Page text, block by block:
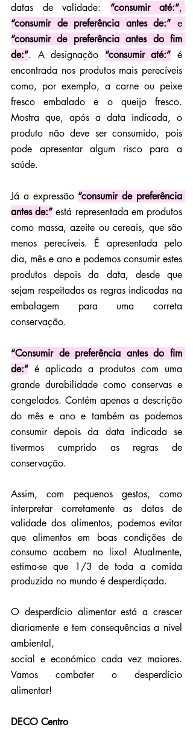
datas de validade: “consumir até:”
“consumir de preferência antes de:”
“consumir de preferência antes do fim
de:”. A designação “consumir até:” é
encontrada nos produtos mais perecíveis
como, por exemplo, a carne ou peixe
fresco embalado e o queijo fresco.
Mostra que, após a data indicada, o
produto não deve ser consumido, pois
pode apresentar algum risco para a
saúde.
Já a expressão “consumir de preferência
antes de:” está representada em produtos
como massa, azeite ou cereais, que são
menos perecíveis. É apresentada pelo
dia, mês e ano e podemos consumir estes
produtos depois da data, desde que
sejam respeitadas as regras indicadas na
embalagem para uma correta
conservação.
“Consumir de preferência antes do fim
de:” é aplicada a produtos com uma
grande durabilidade como conservas e
congelados. Contém apenas a descrição
do mês e ano e também as podemos
consumir depois da data indicada se
tivermos cumprido as regras de
conservação.
Assim, com pequenos gestos, como
interpretar corretamente as datas de
validade dos alimentos, podemos evitar
que alimentos em boas condições de
consumo acabem no lixo! Atualmente,
estima-se que 1/3 de toda a comida
produzida no mundo é desperdiçada.
O desperdício alimentar está a crescer
diariamente e tem consequências a nível
ambiental,
social e económico cada vez maiores.
Vamos combater o desperdício
alimentar!
DECO Centro